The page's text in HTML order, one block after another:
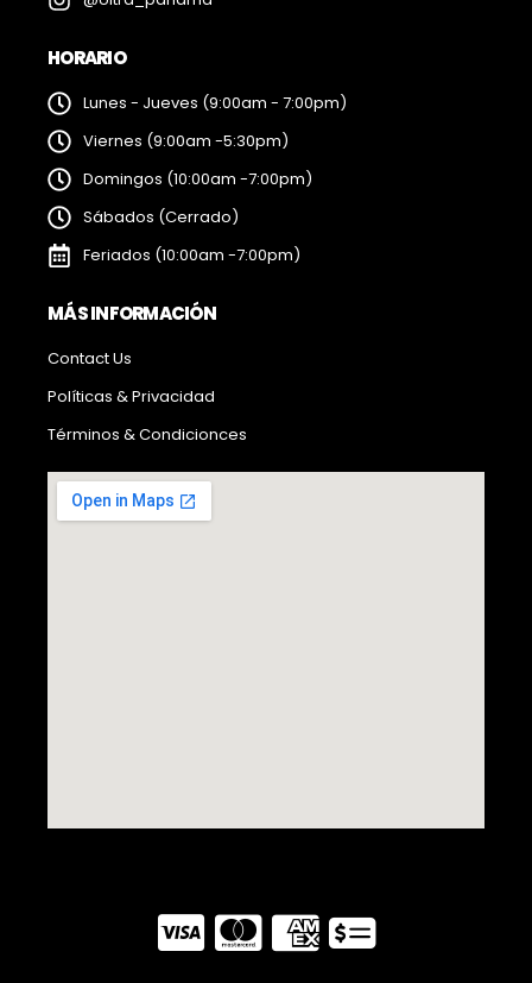
HORARIO
Lunes - Jueves (9:00am - 7:00pm)
Viernes (9:00am -5:30pm)
Domingos (10:00am -7:00pm)
Sábados (Cerrado)
Feriados (10:00am -7:00pm)
MÁS INFORMACIÓN
Contact Us
Políticas & Privacidad
Términos & Condicionces